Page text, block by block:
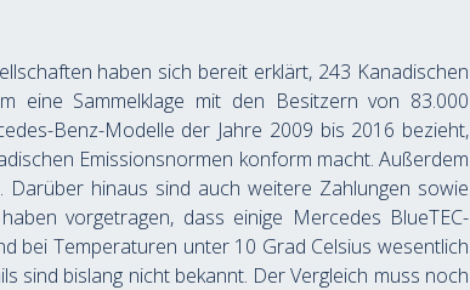
haben sich bereit erklärt, 243 Kanadischen
eine Sammelklage mit den Besitzern von 83.000
Benz-Modelle der Jahre 2009 bis 2016 bezieht,
Emissionsnormen konform macht. Außerdem
hinaus sind auch weitere Zahlungen sowie
vorgetragen, dass einige Mercedes BlueTEC-
bei Temperaturen unter 10 Grad Celsius wesentlich
sind bislang nicht bekannt. Der Vergleich muss noch